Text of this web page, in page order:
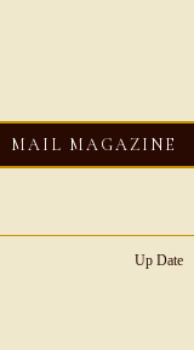
MAIL MAGAZINE
Up Date